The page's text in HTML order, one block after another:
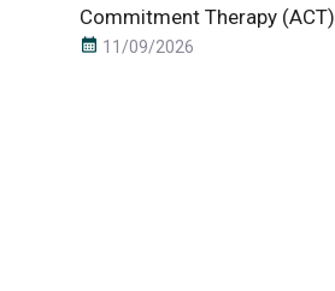
Commitment Therapy (ACT)
calendar_month 11/09/2026